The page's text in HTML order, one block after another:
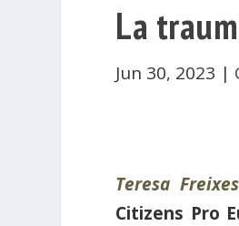
La
Jun 30, 2023 |
Teresa Freixes
Citizens Pro